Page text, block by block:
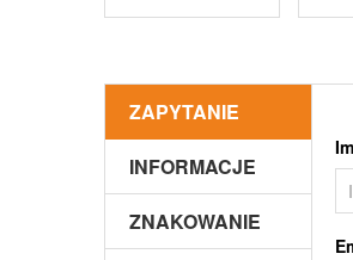
ZAPYTANIE
INFORMACJE
ZNAKOWANIE